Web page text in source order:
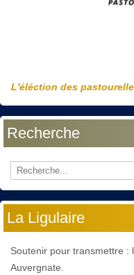
L'éléction des
Recherche
La Ligulaire
Soutenir pour transmettre :
Auvergnate.